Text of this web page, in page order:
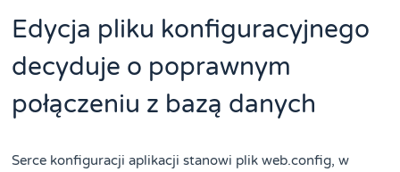
Edycja pliku konfiguracyjnego
decyduje o poprawnym
połączeniu z bazą danych
Serce konfiguracji aplikacji stanowi plik web.config, w